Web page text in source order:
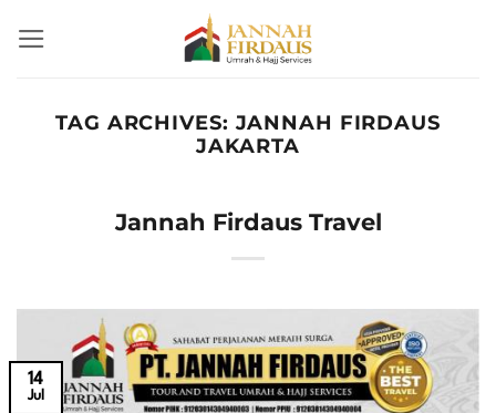
TAG ARCHIVES: JANNAH FIRDAUS
JAKARTA
Jannah Firdaus Travel
14
Jul